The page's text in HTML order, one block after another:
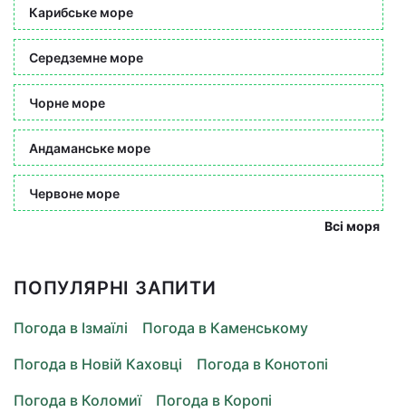
Карибське море
Середземне море
Чорне море
Андаманське море
Червоне море
Всі моря
ПОПУЛЯРНІ ЗАПИТИ
Погода в Ізмаїлі
Погода в Каменському
Погода в Новій Каховці
Погода в Конотопі
Погода в Коломиї
Погода в Коропі